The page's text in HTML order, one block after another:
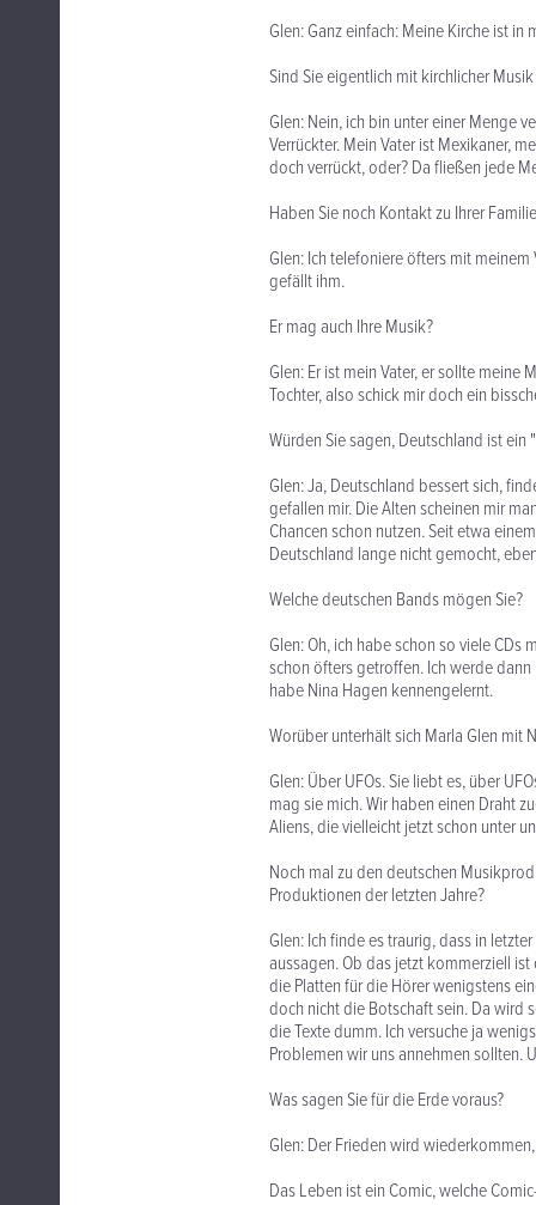
Glen: Ganz einfach: Meine Kirche ist in
Sind Sie eigentlich mit kirchlicher
Glen: Nein, ich bin unter einer Menge
Verrückter. Mein Vater ist Mexikaner,
doch verrückt, oder? Da fließen jede
Haben Sie noch Kontakt zu Ihrer
Glen: Ich telefoniere öfters mit
gefällt ihm.
Er mag auch Ihre Musik?
Glen: Er ist mein Vater, er sollte
Tochter, also schick mir doch ein
Würden Sie sagen, Deutschland ist
Glen: Ja, Deutschland bessert sich,
gefallen mir. Die Alten scheinen mir
Chancen schon nutzen. Seit etwa
Deutschland lange nicht gemocht,
Welche deutschen Bands mögen Sie?
Glen: Oh, ich habe schon so viele
schon öfters getroffen. Ich werde
habe Nina Hagen kennengelernt.
Worüber unterhält sich Marla Glen mit
Glen: Über UFOs. Sie liebt es, über
mag sie mich. Wir haben einen Draht
Aliens, die vielleicht jetzt schon unter
Noch mal zu den deutschen
Produktionen der letzten Jahre?
Glen: Ich finde es traurig, dass in
aussagen. Ob das jetzt kommerziell
die Platten für die Hörer wenigstens
doch nicht die Botschaft sein. Da wird
die Texte dumm. Ich versuche ja
Problemen wir uns annehmen sollten.
Was sagen Sie für die Erde voraus?
Glen: Der Frieden wird
Das Leben ist ein Comic, welche